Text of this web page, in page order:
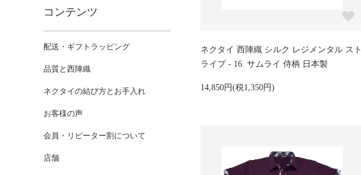
ネクタイ 西陣織 シルク レジメンタル スト
ライプ - 16. サムライ 侍柄 日本製
14,850円(税1,350円)
コンテンツ
配送・ギフトラッピング
品質と西陣織
ネクタイの結び方とお手入れ
お客様の声
会員・リピーター割について
店舗